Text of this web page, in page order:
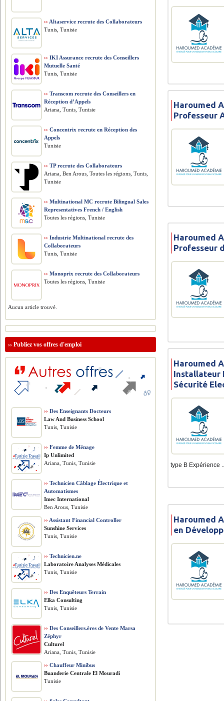
Haroumed
Professeur
Haroumed
Professeur
Haroumed
Installateur
Sécurité
type B Expérience
Haroumed
en
›› Altaservice recrute des Collaborateurs
Tunis, Tunisie
›› IKI Assurance recrute des Conseillers
Mutuelle Santé
Tunis, Tunisie
›› Transcom recrute des Conseillers en
Réception d’Appels
Ariana, Tunis, Tunisie
›› Concentrix recrute en Réception des
Appels
Tunisie
›› TP recrute des Collaborateurs
Ariana, Ben Arous, Toutes les régions, Tunis,
Tunisie
›› Multinational MC recrute Bilingual Sales
Representatives French / English
Toutes les régions, Tunisie
›› Industrie Multinational recrute des
Collaborateurs
Tunis, Tunisie
›› Monoprix recrute des Collaborateurs
Toutes les régions, Tunisie
Aucun article trouvé.
››Publiez vos offres d'emploi
›› Des Enseignants Docteurs
Law And Business School
Tunis, Tunisie
›› Femme de Ménage
Ip Unlimited
Ariana, Tunis, Tunisie
›› Technicien Câblage Électrique et
Automatismes
Imec International
Ben Arous, Tunisie
›› Assistant Financial Controller
Sunshine Services
Tunis, Tunisie
›› Technicien.ne
Laboratoire Analyses Médicales
Tunis, Tunisie
›› Des Enquêteurs Terrain
Elka Consulting
Tunis, Tunisie
›› Des Conseillers.ères de Vente Marsa
Zéphyr
Culturel
Ariana, Tunis, Tunisie
›› Chauffeur Minibus
Buanderie Centrale El Mouradi
Tunisie